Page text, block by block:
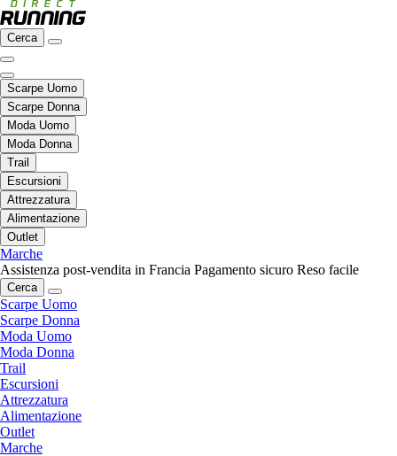
Cerca
Scarpe Uomo
Scarpe Donna
Moda Uomo
Moda Donna
Trail
Escursioni
Attrezzatura
Alimentazione
Outlet
Marche
Assistenza post-vendita in Francia Pagamento sicuro Reso facile
Cerca
Scarpe Uomo
Scarpe Donna
Moda Uomo
Moda Donna
Trail
Escursioni
Attrezzatura
Alimentazione
Outlet
Marche